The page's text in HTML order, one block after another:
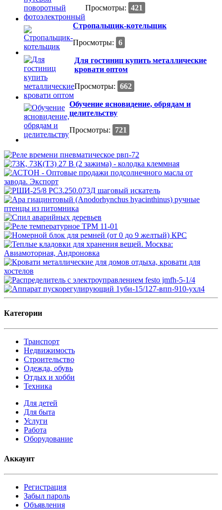
Просмотры: 421
Стропальщик-котельщик
Просмотры: 6
Для гостиниц купить металлические
кровати оптом
Просмотры: 662
Обучение ясновидение, обрядам и
целительству
Просмотры:
721
Категории
Транспорт
Недвижимость
Строительство
Одежда, обувь
Отдых и хобби
Техника
Для детей
Для быта
Услуги
Работа
Оборудование
Аккаунт
Регистрация
Забыл пароль
Объявления